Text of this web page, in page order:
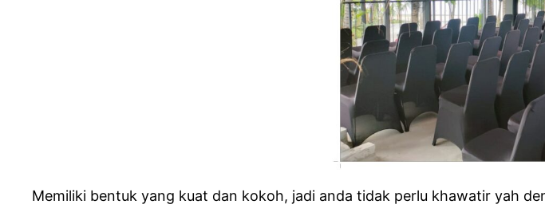
Memiliki bentuk yang kuat dan kokoh, jadi anda tidak perlu khawatir yah